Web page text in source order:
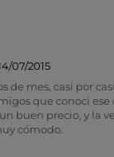
07/2015
de mes, casi por
que conoci ese
buen precio, y la
cómodo.